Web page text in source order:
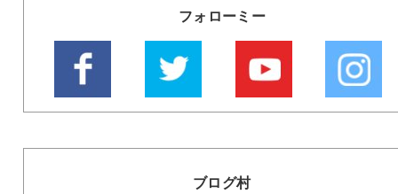
フォローミー
ブログ村